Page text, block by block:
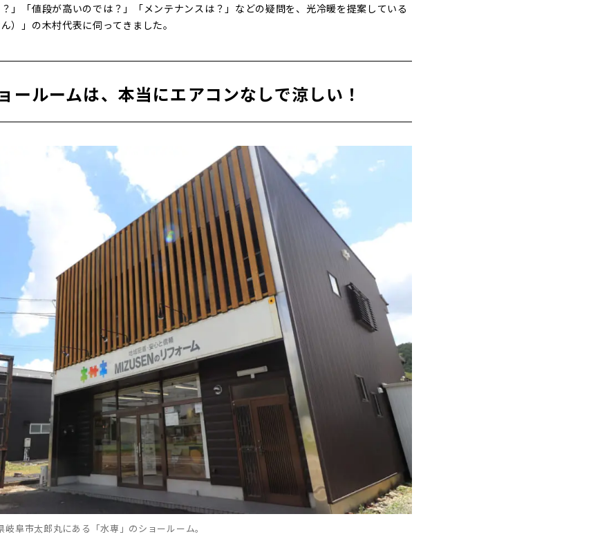
」「値段が高いのでは？」「メンテナンスは？」などの疑問を、光冷暖を提案している
）」の木村代表に伺ってきました。
ールームは、本当にエアコンなしで涼しい！
阜市太郎丸にある「水専」のショールーム。